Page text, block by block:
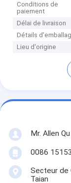
Conditions de
paiement
Délai de livraison
Détails
Lieu d'origine
Mr. Allen Qu
0086
Secteur de
Taian